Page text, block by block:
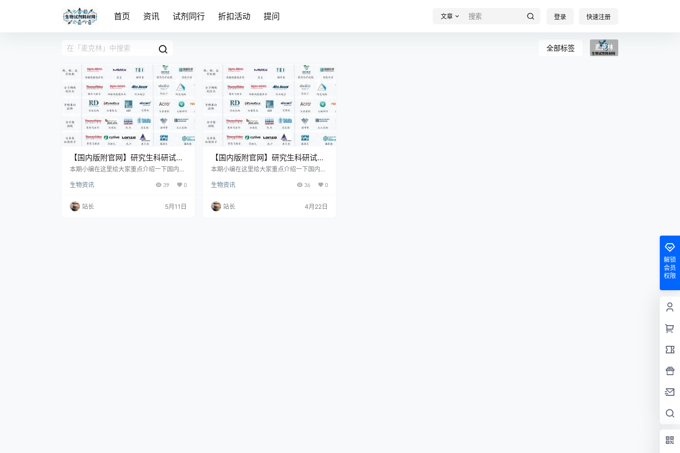
首页 资讯 试剂同行 折扣活动 提问 文章 登录 快速注册
全部标签 麦克林
【国内版附官网】研究生科研试剂
选购：纯度 / 批次 / 溶剂一次讲清
本期小编在这里给大家重点介绍一下国内的
仅供参考。科研试剂品种繁多，科研试剂主
材具有高频复购特点，专用耗材技术门槛较
高。实验耗材可以分为通用耗材、专用耗
生物资讯 39 0
站长 5月11日
【国内版附官网】研究生科研试剂
选购：纯度 / 批次 / 溶剂一次讲清
本期小编在这里给大家重点介绍一下国内的
仅供参考。科研试剂品种繁多，科研试剂主
材具有高频复购特点，专用耗材技术门槛较
高。实验耗材可以分为通用耗材、专用耗
生物资讯 36 0
站长 4月22日
解锁
会员
权限